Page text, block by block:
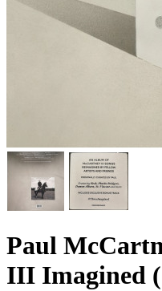
Paul
III Imagined